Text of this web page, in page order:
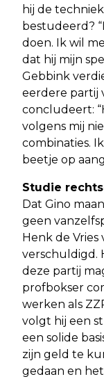
hij de
bestudeerd?
doen. Ik wil
dat hij mijn
Gebbink
eerdere partij
concludeert:
volgens mij
combinaties.
beetje op
Studie
Dat Gino
geen
Henk de
verschuldigd.
deze partij
profbokser
werken als
volgt hij een
een solide
zijn geld te
gedaan en